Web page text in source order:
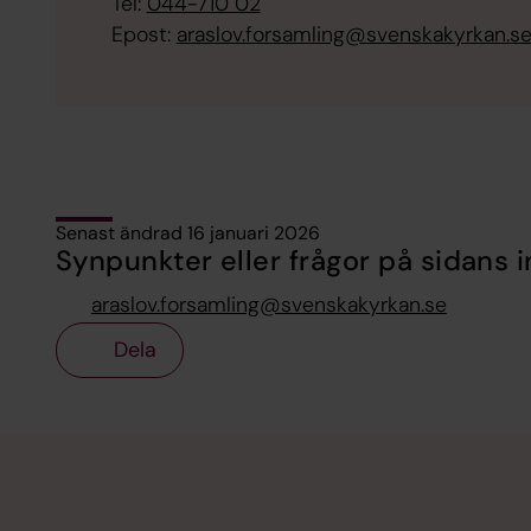
Epost: araslov.forsamling@svenskakyrkan.se
Senast ändrad 16 januari 2026
Synpunkter eller frågor på sidans
araslov.forsamling@svenskakyrkan.se
Dela